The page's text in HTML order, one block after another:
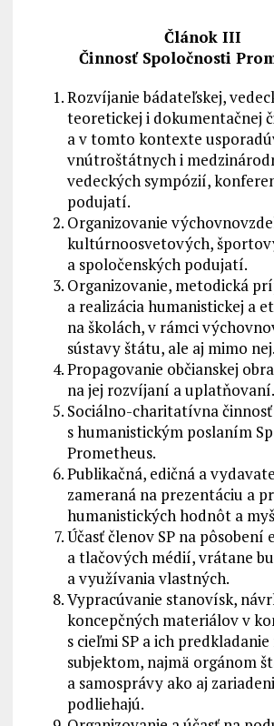
Článok III
Činnosť Spoločnosti
Rozvíjanie bádateľskej,
teoretickej i dokumentačnej
a v tomto kontexte
vnútroštátnych i
vedeckých sympózií,
podujatí.
Organizovanie
kultúrnoosvetových,
a spoločenských podujatí.
Organizovanie, metodická
a realizácia humanistickej a
na školách, v rámci
sústavy štátu, ale aj mimo nej.
Propagovanie občianskej
na jej rozvíjaní a uplatňovaní.
Sociálno-charitatívna činnosť
s humanistickým poslaním
Prometheus.
Publikačná, edičná a
zameraná na prezentáciu a
humanistických hodnôt a
Účasť členov SP na
a tlačových médií, vrátane
a využívania vlastných.
Vypracúvanie stanovísk,
koncepčných materiálov v
s cieľmi SP a ich
subjektom, najmä orgánom
a samosprávy ako aj
podliehajú.